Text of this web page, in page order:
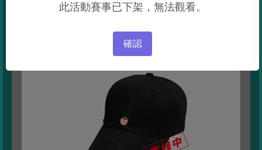
此活動賽事已下架，無法觀看。
確認